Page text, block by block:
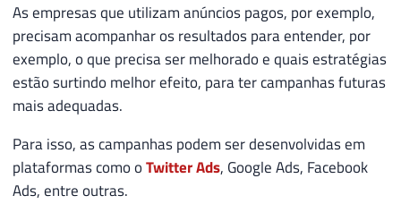
As empresas que utilizam anúncios pagos, por exemplo,
precisam acompanhar os resultados para entender, por
exemplo, o que precisa ser melhorado e quais estratégias
estão surtindo melhor efeito, para ter campanhas futuras
mais adequadas.
Para isso, as campanhas podem ser desenvolvidas em
plataformas como oTwitter Ads, Google Ads, Facebook
Ads, entre outras.